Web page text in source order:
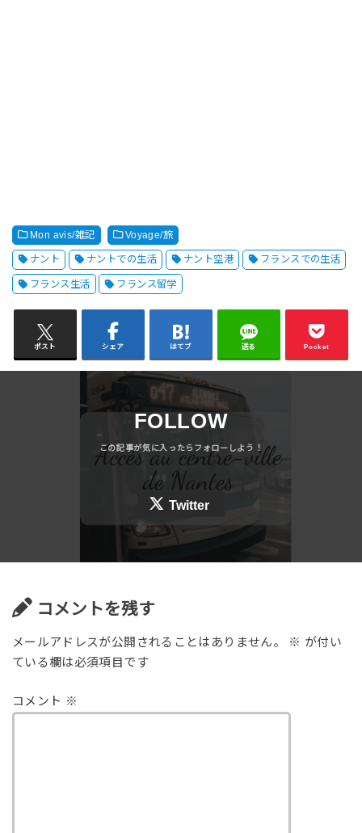
Mon avis/雑記 Voyage/旅
ナント ナントでの生活 ナント空港 フランスでの生活
フランス生活 フランス留学
ポスト シェア はてブ 送る Pocket
FOLLOW
Twitter
コメントを残す
メールアドレスが公開されることはありません。 ※ が付い
ている欄は必須項目です
コメント ※